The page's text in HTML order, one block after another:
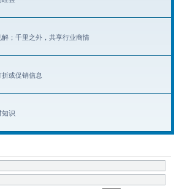
；千里之外，共享行业商情
或促销信息
知识